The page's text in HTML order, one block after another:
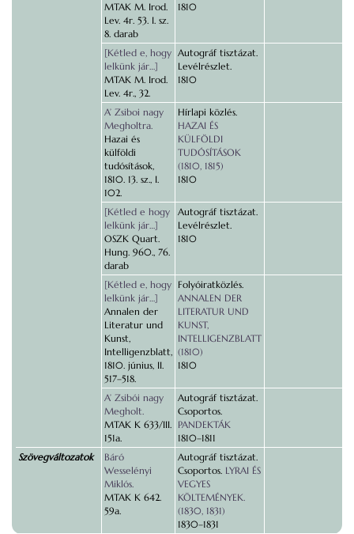
MTAK M. Irod.
Lev. 4r. 53. I. sz.
8. darab
1810
[Kétled e, hogy
lelkünk jár…]
MTAK M. Irod.
Lev. 4r., 32.
Autográf tisztázat.
Levélrészlet.
1810
A’ Zsiboi nagy
Megholtra.
Hazai és
külföldi
tudósítások,
1810. 13. sz., I.
102.
Hírlapi közlés.
HAZAI ÉS
KÜLFÖLDI
TUDÓSÍTÁSOK
(1810, 1815)
1810
[Kétled e hogy
lelkünk jár…]
OSZK Quart.
Hung. 960., 76.
darab
Autográf tisztázat.
Levélrészlet.
1810
[Kétled e, hogy
lelkünk jár…]
Annalen der
Literatur und
Kunst,
Intelligenzblatt,
1810. június, II.
517–518.
Folyóiratközlés.
ANNALEN DER
LITERATUR UND
KUNST,
INTELLIGENZBLATT
(1810)
1810
A’ Zsibói nagy
Megholt.
MTAK K 633/III.
151a.
Autográf tisztázat.
Csoportos.
PANDEKTÁK
1810–1811
Szövegváltozatok
Báró
Wesselényi
Miklós.
MTAK K 642.
59a.
Autográf tisztázat.
Csoportos. LYRAI ÉS
VEGYES
KÖLTEMÉNYEK.
(1830, 1831)
1830–1831